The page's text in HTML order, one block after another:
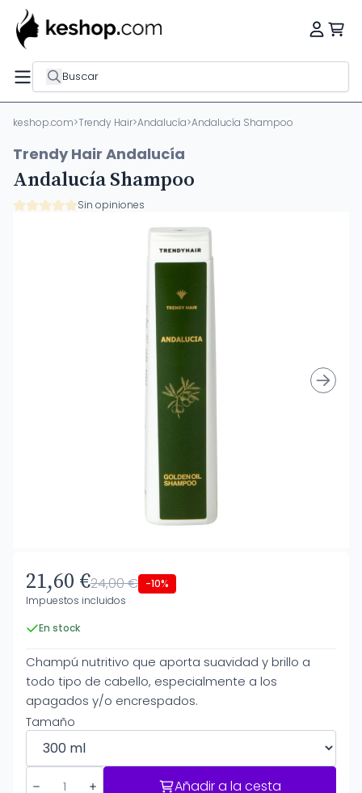
Buscar
keshop.com>Trendy Hair>Andalucía>Andalucía Shampoo
Trendy Hair Andalucía
Andalucía Shampoo
Sin opiniones
21,60 €24,00 € -10%
Impuestos incluidos
En stock
Champú nutritivo que aporta suavidad y brillo a
todo tipo de cabello, especialmente a los
apagados y/o encrespados.
Tamaño
Añadir a la cesta